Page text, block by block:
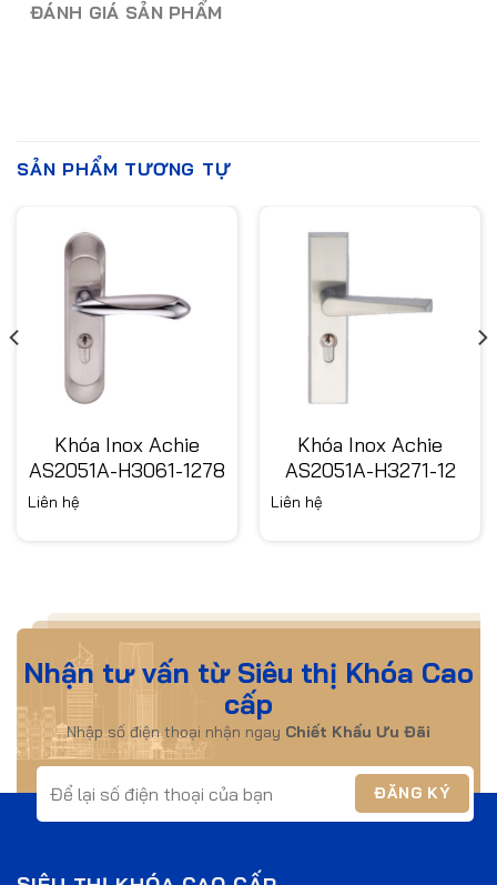
ĐÁNH GIÁ SẢN PHẨM
SẢN PHẨM TƯƠNG TỰ
Khóa Inox Achie
AS2051A-H3061-1278
Liên hệ
Khóa Inox Achie
AS2051A-H3271-12
Liên hệ
Nhận tư vấn từ Siêu thị Khóa Cao
cấp
Nhập số điện thoại nhận ngay Chiết Khấu Ưu Đãi